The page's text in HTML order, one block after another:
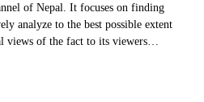
of Nepal. It focuses on finding
analyze to the best possible extent
views of the fact to its viewers…